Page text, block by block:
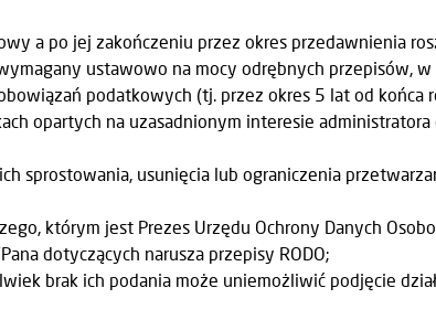
a po jej zakończeniu przez okres przedawnienia
ustawowo na mocy odrębnych przepisów,
podatkowych (tj. przez okres 5 lat od końca
opartych na uzasadnionym interesie
sprostowania, usunięcia lub ograniczenia
którym jest Prezes Urzędu Ochrony Danych
dotyczących narusza przepisy RODO;
brak ich podania może uniemożliwić podjęcie